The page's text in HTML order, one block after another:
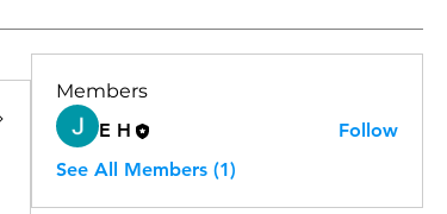
Members
E H
Follow
See All Members (1)